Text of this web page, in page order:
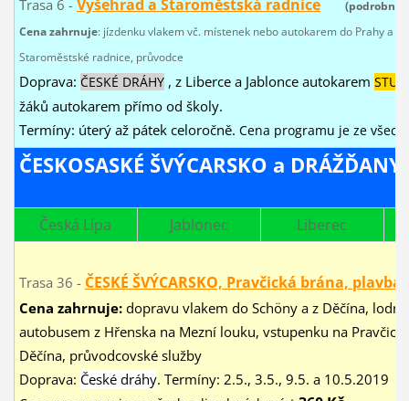
Trasa 6 - Vyšehrad a Staroměstská radnice
(podrobný
Cena zahrnuje: jízdenku vlakem vč. místenek nebo autokarem do Prahy a
Staroměstské radnice, průvodce
Doprava: ČESKÉ DRÁHY, z Liberce a Jablonce autokarem
žáků autokarem přímo od školy.
Termíny: úterý až pátek celoročně. Cena programu je ze
ČESKOSASKÉ ŠVÝCARSKO a
Česká Lípa Jablonec Liberec
Trasa 36 - ČESKÉ ŠVÝCARSKO, Pravčická brána, plavba
Cena zahrnuje:dopravu vlakem do Schöny a z Děčína,
autobusem z Hřenska na Mezní louku, vstupenku na
Děčína, průvodcovské služby
Doprava: České dráhy. Termíny: 2.5., 3.5., 9.5. a 10.5.2019